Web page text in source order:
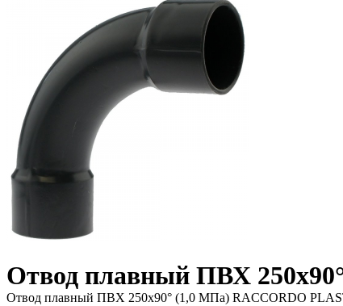
Отвод плавный ПВХ
Отвод плавный ПВХ 250x90° (1,0 МПа) RACCORDO